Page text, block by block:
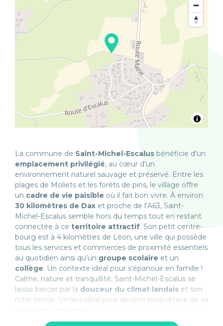
La commune de Saint-Michel-Escalus bénéficie d’un
emplacement privilégié, au cœur d’un
environnement naturel sauvage et préservé. Entre les
plages de Moliets et les forêts de pins, le village offre
un cadre de vie paisible où il fait bon vivre. À environ
30 kilomètres de Dax et proche de l’A63, Saint-
Michel-Escalus semble hors du temps tout en restant
connectée à ce territoire attractif. Son petit centre-
bourg est à 4 kilomètres de Léon, une ville qui possède
tous les services et commerces de proximité essentiels
au quotidien ainsi qu’un groupe scolaire et un
collège. Un contexte idéal pour s’épanouir en famille !
Calme, nature et tranquillité, Saint-Michel-Escalus se
laisse bercer par la douceur du climat landais et son
riche terroir. Un lieu idéal pour devenir propriétaire de sa
neuf dans unlotissement intimiste et verdoyant